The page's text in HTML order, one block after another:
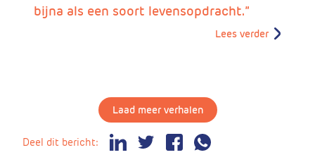
bijna als een soort levensopdracht.”
Lees verder
Laad meer verhalen
Deel dit bericht: